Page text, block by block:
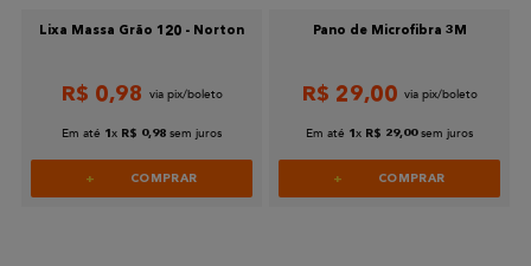
Lixa Massa Grão 120 - Norton
R$ 0,98
Em até 1 x R$ 0,98 sem juros
COMPRAR
Pano de Microfibra 3M
R$ 29,00
Em até 1 x R$ 29,00 sem juros
COMPRAR